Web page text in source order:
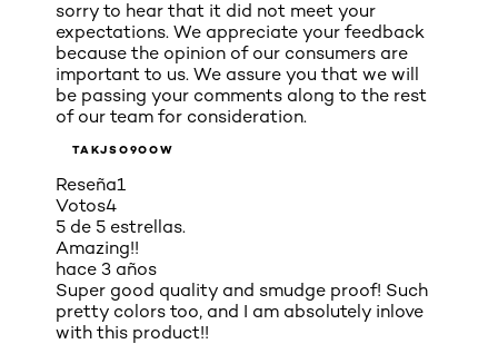
sorry to hear that it did not meet your
expectations. We appreciate your feedback
because the opinion of our consumers are
important to us. We assure you that we will
be passing your comments along to the rest
of our team for consideration.
TAKJSO9OOW
Reseña1
Votos4
5 de 5 estrellas.
Amazing!!
hace 3 años
Super good quality and smudge proof! Such
pretty colors too, and I am absolutely inlove
with this product!!